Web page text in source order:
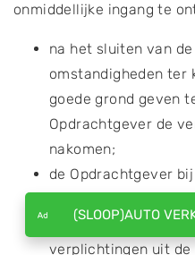
onmiddellijke ingang te
na het sluiten van de
omstandigheden ter
goede grond geven
Opdrachtgever de
nakomen;
de Opdrachtgever
Overeenkomst
stellen voor de
verplichtingen uit de
(SLOOP)AUTO